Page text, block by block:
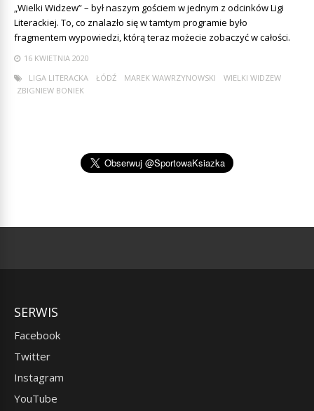
„Wielki Widzew” – był naszym gościem w jednym z odcinków Ligi
Literackiej. To, co znalazło się w tamtym programie było
fragmentem wypowiedzi, którą teraz możecie zobaczyć w całości.
16 KWIETNIA 2020
LIGA LITERACKA
ŁÓDŹ MAREK WAWRZYNOWSKI
WIELKI WIDZEW
ZBIGNIEW BONIEK
SERWIS
Facebook
Twitter
Instagram
YouTube